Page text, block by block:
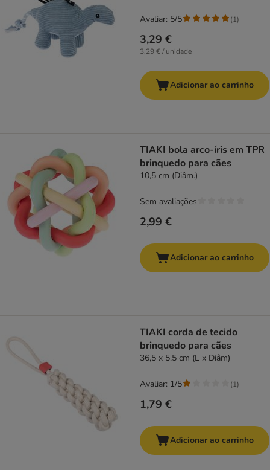
3,29 €
3,29 € / unidade
Avaliar: 5/5 (1)
Adicionar ao carrinho
TIAKI bola arco-íris em TPR
brinquedo para cães
10,5 cm (Diâm.)
2,99 €
Sem avaliações
Adicionar ao carrinho
TIAKI corda de tecido
brinquedo para cães
36,5 x 5,5 cm (L x Diâm)
1,79 €
Avaliar: 1/5 (1)
Adicionar ao carrinho